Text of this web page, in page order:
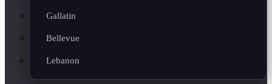
Gallatin
Bellevue
Lebanon